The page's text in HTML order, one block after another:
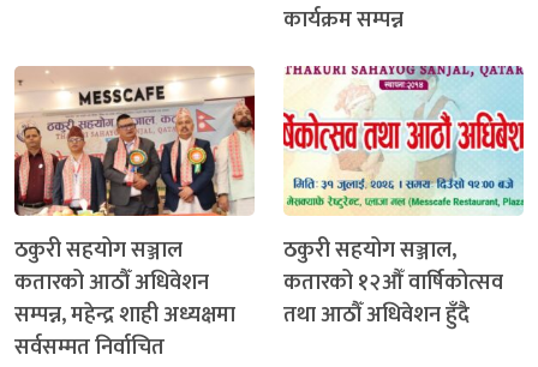
कार्यक्रम सम्पन्न
ठकुरी सहयोग सञ्जाल
कतारको आठौँ अधिवेशन
सम्पन्न, महेन्द्र शाही अध्यक्षमा
सर्वसम्मत निर्वाचित
ठकुरी सहयोग सञ्जाल,
कतारको १२औँ वार्षिकोत्सव
तथा आठौँ अधिवेशन हुँदै